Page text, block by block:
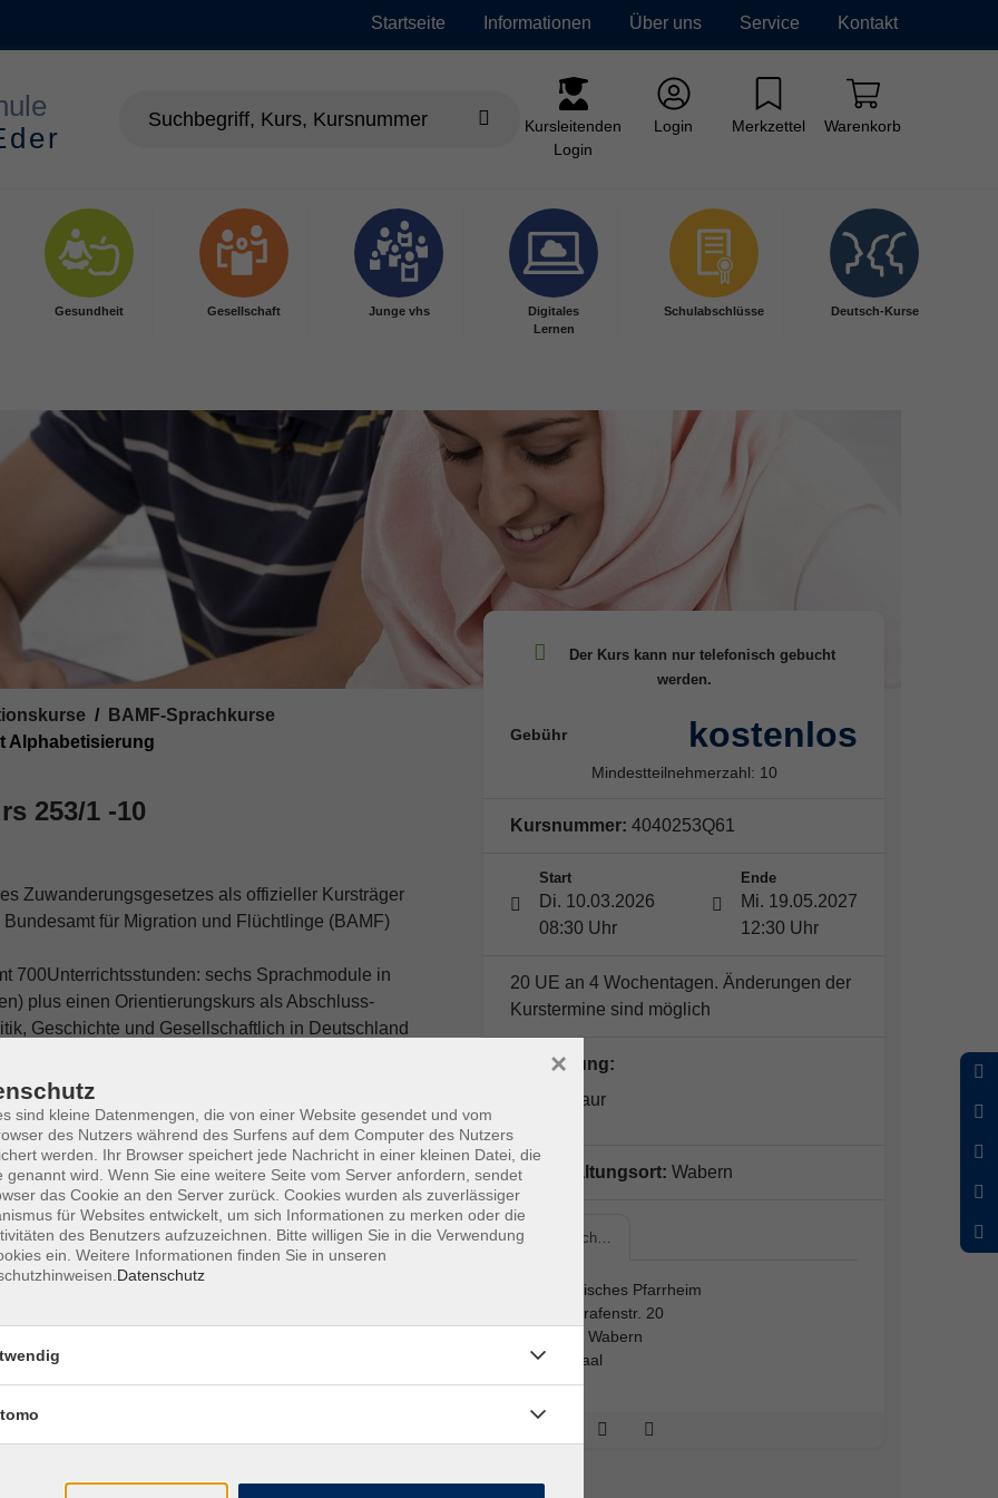
Startseite Informationen Über uns Service Kontakt
Kursleitenden
Login
Login Merkzettel Warenkorb
Gesundheit Gesellschaft Junge vhs
Digitales
Lernen
Schulabschlüsse Deutsch-Kurse
BAMF-Sprachkurse
Alphabetisierung
253/1 -10
Zuwanderungsgesetzes als offizieller Kursträger
für Migration und Flüchtlinge (BAMF)
700Unterrichtsstunden: sechs Sprachmodule in
plus einen Orientierungskurs als Abschluss-
Geschichte und Gesellschaftlich in Deutschland
Nachfrage werden zusätzliche Kurse vor Ort
Deutsch-Test für Zuwanderer ab (DTZ-
bewilligt werden.
Zuwanderungsgesetz geregelt. Notwendig für die
durch BAMF oder durch eine Verpflichtung
(Dokument muss im Original als Schein der
Status der teilnehmenden Person. Auf
229,-- Euro (ermäßigt: 0,00 Euro).
458,-- Euro (ermäßigt: 114,50,- Euro
ist ein Antrag zu stellen.
Gebühr kostenlos
Mindestteilnehmerzahl: 10
Kursnummer: 4040253Q61
Start
Di. 10.03.2026
08:30 Uhr
Ende
Mi. 19.05.2027
12:30 Uhr
20 UE an 4 Wochentagen. Änderungen der
Kurstermine sind möglich
Kursleitung:
Elena Graur
Veranstaltungsort: Wabern
Katholisch…
Katholisches Pfarrheim
Landgrafenstr. 20
34590 Wabern
Pfarrsaal
sind kleine Datenmengen, die von einer Website gesendet und vom
des Nutzers während des Surfens auf dem Computer des Nutzers
werden. Ihr Browser speichert jede Nachricht in einer kleinen Datei, die
genannt wird. Wenn Sie eine weitere Seite vom Server anfordern, sendet
das Cookie an den Server zurück. Cookies wurden als zuverlässiger
für Websites entwickelt, um sich Informationen zu merken oder die
des Benutzers aufzuzeichnen. Bitte willigen Sie in die Verwendung
ein. Weitere Informationen finden Sie in unseren
Datenschutz
×